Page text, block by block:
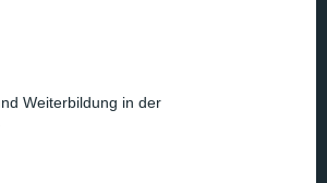
Weiterbildung in der